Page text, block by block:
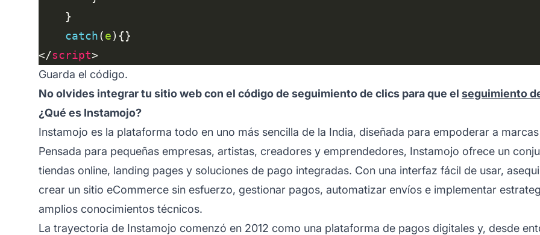
catch(e
</script
Guarda el código.
No olvides integrar tu sitio web con el código de seguimiento de clics para que el seguimiento
¿Qué es Instamojo?
Instamojo es la plataforma todo en uno más sencilla de la India, diseñada para empoderar a
Pensada para pequeñas empresas, artistas, creadores y emprendedores, Instamojo ofrece un
tiendas online, landing pages y soluciones de pago integradas. Con una interfaz fácil de usar,
crear un sitio eCommerce sin esfuerzo, gestionar pagos, automatizar envíos e implementar
amplios conocimientos técnicos.
La trayectoria de Instamojo comenzó en 2012 como una plataforma de pagos digitales y, desde